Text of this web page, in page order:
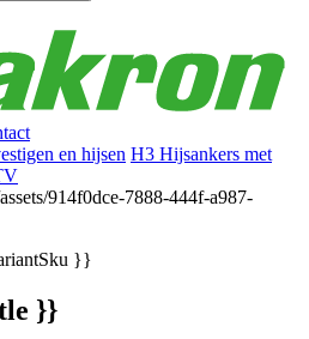
en hijsen H3 Hijsankers met
}}
}}